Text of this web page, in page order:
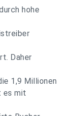
hohe
Daher
1,9 Millionen
es mit